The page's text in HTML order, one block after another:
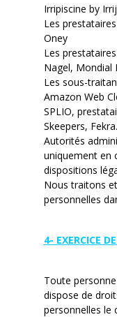
Irripiscine by
Les
Oney
Les
Nagel, Mondial
Les sous-
Amazon Web
SPLIO,
Skeepers, Fekra.
Autorités
uniquement en
dispositions
Nous traitons
personnelles
4- EXERCICE
Toute
dispose de
personnelles le